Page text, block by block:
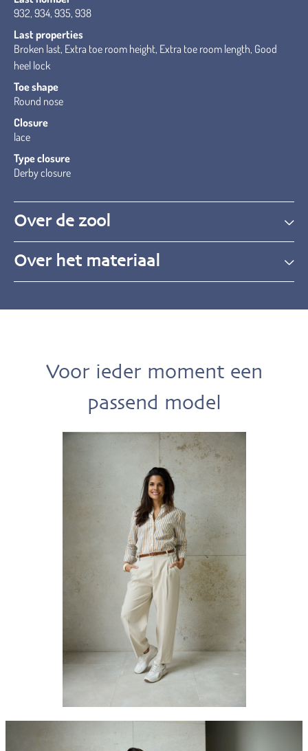
932, 934, 935, 938
Last properties
Broken last, Extra toe room height, Extra toe room length, Good
heel lock
Toe shape
Round nose
Closure
lace
Type closure
Derby closure
Over de zool
Over het materiaal
Voor ieder moment een
passend model